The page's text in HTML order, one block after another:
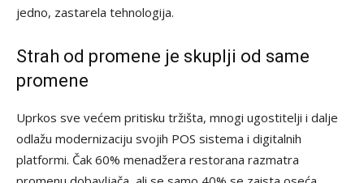
jedno, zastarela tehnologija.
Strah od promene je skuplji od same
promene
Uprkos sve većem pritisku tržišta, mnogi ugostitelji i dalje
odlažu modernizaciju svojih POS sistema i digitalnih
platformi. Čak 60% menadžera restorana razmatra